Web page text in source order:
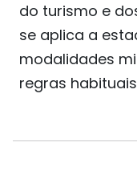
do turismo e
se aplica a
modalidades
regras